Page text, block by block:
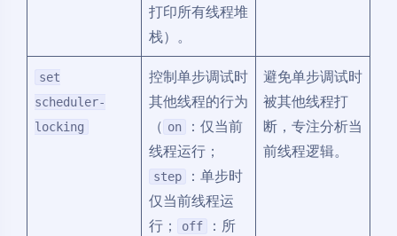
打印所有线程堆
栈）。
set
scheduler-
locking
控制单步调试时
其他线程的行为
（ on
：仅当前
线程运行；
step
：单步时
仅当前线程运
行；
off
：所
避免单步调试时
被其他线程打
断，专注分析当
前线程逻辑。